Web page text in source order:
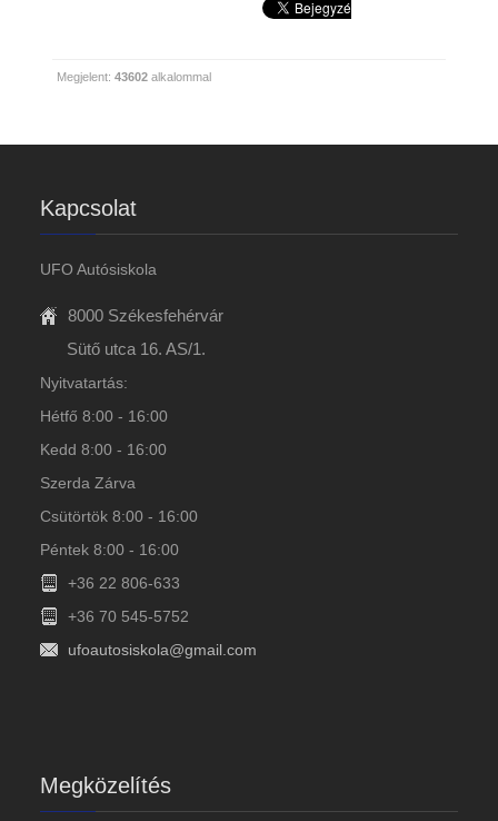
Megjelent: 43602alkalommal
Kapcsolat
UFO Autósiskola
8000 Székesfehérvár
Sütő utca 16. AS/1.
Nyitvatartás:
Hétfő 8:00 - 16:00
Kedd 8:00 - 16:00
Szerda Zárva
Csütörtök 8:00 - 16:00
Péntek 8:00 - 16:00
+36 22 806-633
+36 70 545-5752
ufoautosiskola@gmail.com
Megközelítés